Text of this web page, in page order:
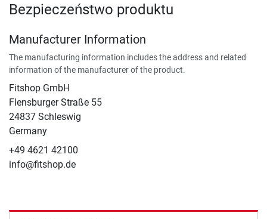
Bezpieczeństwo produktu
Manufacturer Information
The manufacturing information includes the address and related
information of the manufacturer of the product.
Fitshop GmbH
Flensburger Straße 55
24837 Schleswig
Germany
+49 4621 42100
info@fitshop.de